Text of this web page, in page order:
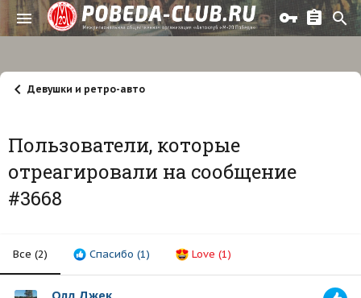
Девушки и ретро-авто
Пользователи, которые
отреагировали на сообщение
#3668
Все (2) Спасибо (1) Love (1)